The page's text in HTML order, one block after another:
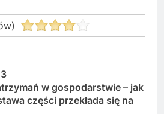
w gospodarstwie – jak
części przekłada się na